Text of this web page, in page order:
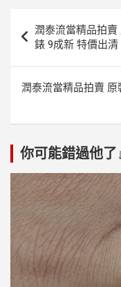
章
導
覽
潤泰流當精品拍賣
錶 9成新 特價出清
潤泰流當精品拍賣 原
你可能錯過他了